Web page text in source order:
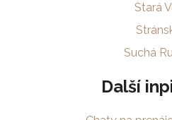
Stará
Suchá
Další